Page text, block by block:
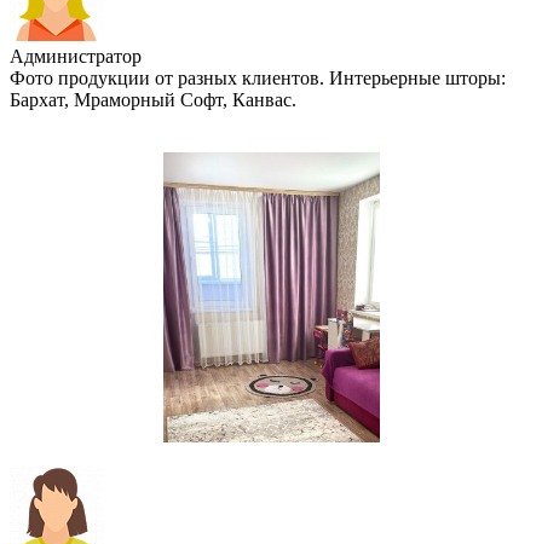
Администратор
Фото продукции от разных клиентов. Интерьерные шторы:
Бархат, Мраморный Софт, Канвас.